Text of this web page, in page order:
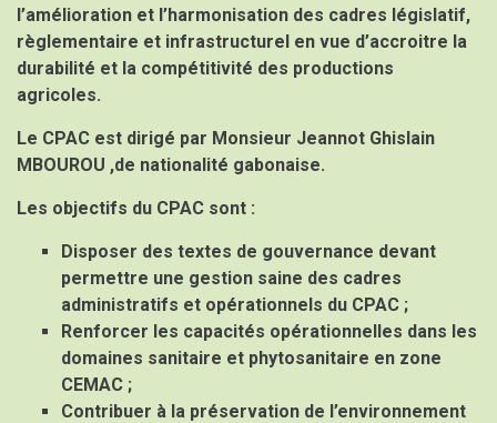
l’amélioration et l’harmonisation des cadres législatif,
règlementaire et infrastructurel en vue d’accroitre la
durabilité et la compétitivité des productions
agricoles.
Le CPAC est dirigé par Monsieur Jeannot Ghislain
MBOUROU ,de nationalité gabonaise.
Les objectifs du CPAC sont :
Disposer des textes de gouvernance devant
permettre une gestion saine des cadres
administratifs et opérationnels du CPAC ;
Renforcer les capacités opérationnelles dans les
domaines sanitaire et phytosanitaire en zone
CEMAC ;
Contribuer à la préservation de l’environnement